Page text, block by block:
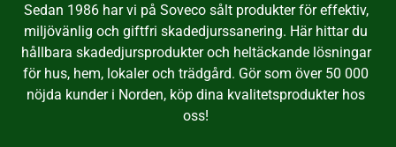
Sedan 1986 har vi på Soveco sålt produkter för effektiv,
miljövänlig och giftfri skadedjurssanering. Här hittar du
hållbara skadedjursprodukter och heltäckande lösningar
för hus, hem, lokaler och trädgård. Gör som över 50 000
nöjda kunder i Norden, köp dina kvalitetsprodukter hos
oss!